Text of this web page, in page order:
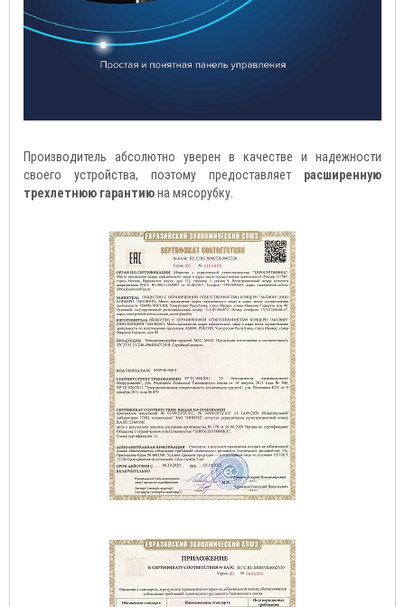
Производитель абсолютно уверен в качестве и надежности
своего устройства, поэтому предоставляет расширенную
трехлетнюю гарантиюна мясорубку.